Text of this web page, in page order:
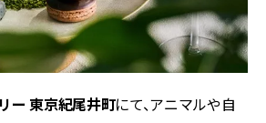
ー 東京紀尾井町にて、アニマルや自